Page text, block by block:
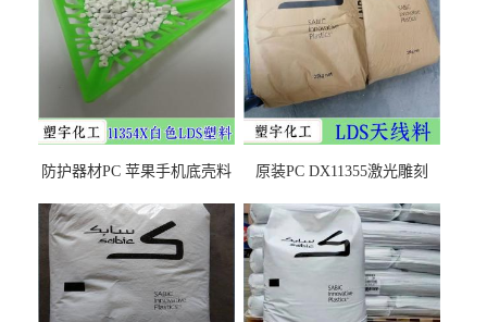
防护器材PC 苹果手机底壳料
之忧
原装PC DX11355激光雕刻